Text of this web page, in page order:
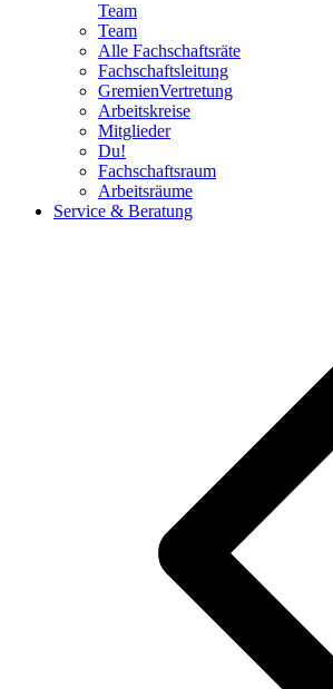
Team
Team
Alle Fachschaftsräte
Fachschaftsleitung
GremienVertretung
Arbeitskreise
Mitglieder
Du!
Fachschaftsraum
Arbeitsräume
Service & Beratung